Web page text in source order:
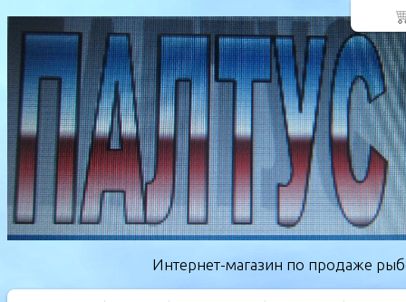
Интернет-магазин по продаже